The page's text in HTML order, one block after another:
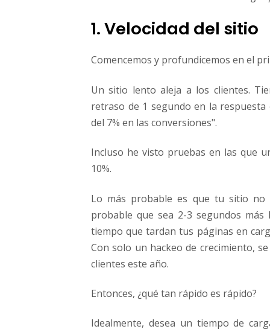
1. Velocidad del sitio
Comencemos y profundicemos en el
Un sitio lento aleja a los clientes.
retraso de 1 segundo en la
del 7% en las conversiones".
Incluso he visto pruebas en las que
10%.
Lo más probable es que tu sitio
probable que sea 2-3 segundos
tiempo que tardan tus páginas en
Con solo un hackeo de crecimiento,
clientes este año.
Entonces, ¿qué tan rápido es rápido?
Idealmente, desea un tiempo de